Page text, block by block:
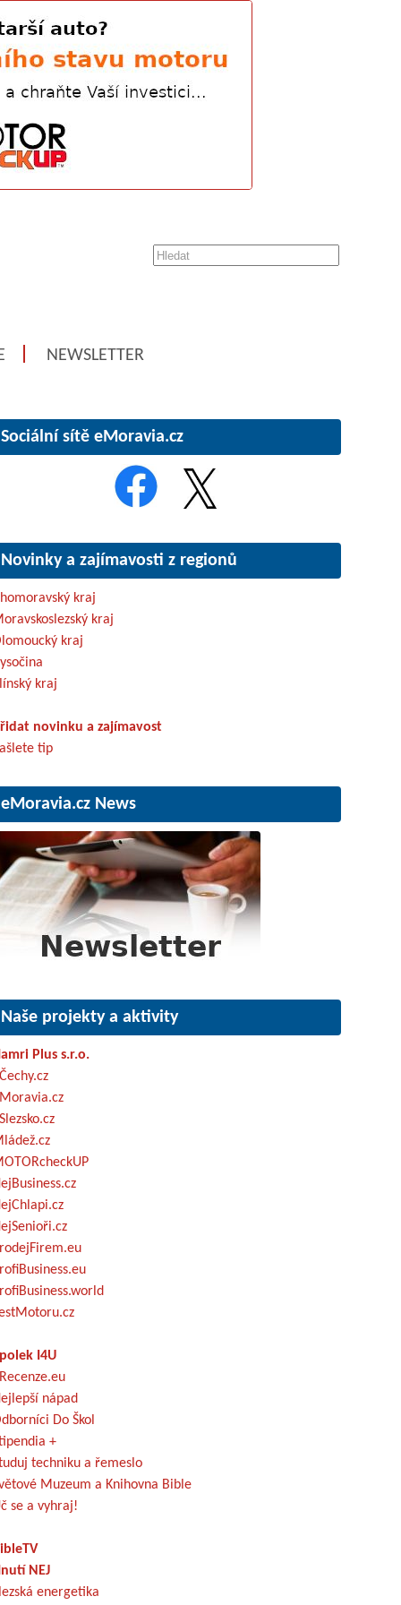
NEWSLETTER
Sociální sítě eMoravia.cz
Novinky a zajímavosti z regionů
kraj
kraj
kraj
kraj
novinku a zajímavost
tip
eMoravia.cz News
Naše projekty a aktivity
Plus s.r.o.
I4U
nápad
Do Škol
+
techniku a řemeslo
Muzeum a Knihovna Bible
se a vyhraj!
NEJ
energetika